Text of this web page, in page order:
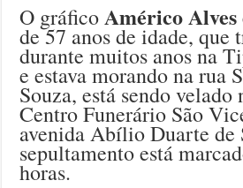
O gráficoAmérico
de 57 anos de idade, que
durante muitos anos na
e estava morando na rua
Souza, está sendo velado
Centro Funerário São
avenida Abílio Duarte de
sepultamento está
horas.